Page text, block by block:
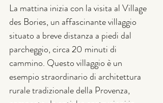
La mattina inizia con la visita al Village
des Bories, un affascinante villaggio
situato a breve distanza a piedi dal
parcheggio, circa 20 minuti di
cammino. Questo villaggio è un
esempio straordinario di architettura
rurale tradizionale della Provenza,